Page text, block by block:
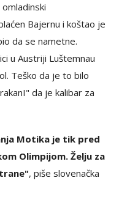
Bajernu i koštao je
da se nametne.
u Austriji Luštemnau
Teško da je to bilo
da je kalibar za
Motika je tik pred
Olimpijom. Želju za
, piše slovenačka